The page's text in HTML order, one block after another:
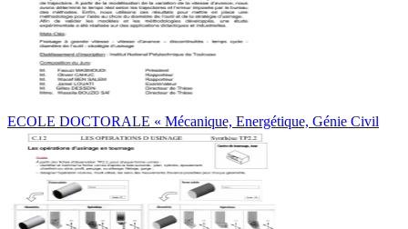
ECOLE DOCTORALE « Mécanique, Energétique, Génie Civil